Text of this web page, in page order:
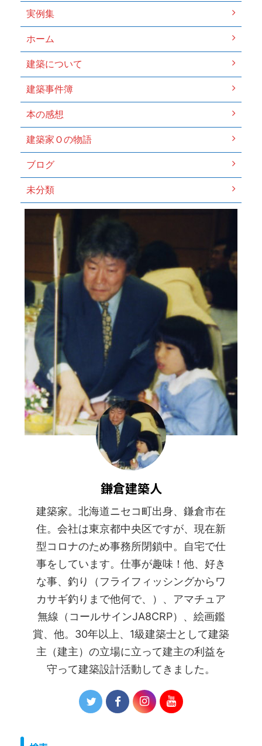
実例集
ホーム
建築について
建築事件簿
本の感想
建築家Ｏの物語
ブログ
未分類
鎌倉建築人
建築家。北海道ニセコ町出身、鎌倉市在
住。会社は東京都中央区ですが、現在新
型コロナのため事務所閉鎖中。自宅で仕
事をしています。仕事が趣味！他、好き
な事、釣り（フライフィッシングからワ
カサギ釣りまで他何で、）、アマチュア
無線（コールサインJA8CRP）、絵画鑑
賞、他。30年以上、1級建築士として建築
主（建主）の立場に立って建主の利益を
守って建築設計活動してきました。